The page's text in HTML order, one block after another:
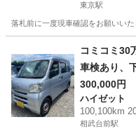
東京駅
落札前に一度現車確認をお願いい
コミコミ30
車検あり、
300,000円
ハイゼット
100,100km
相武台前駅